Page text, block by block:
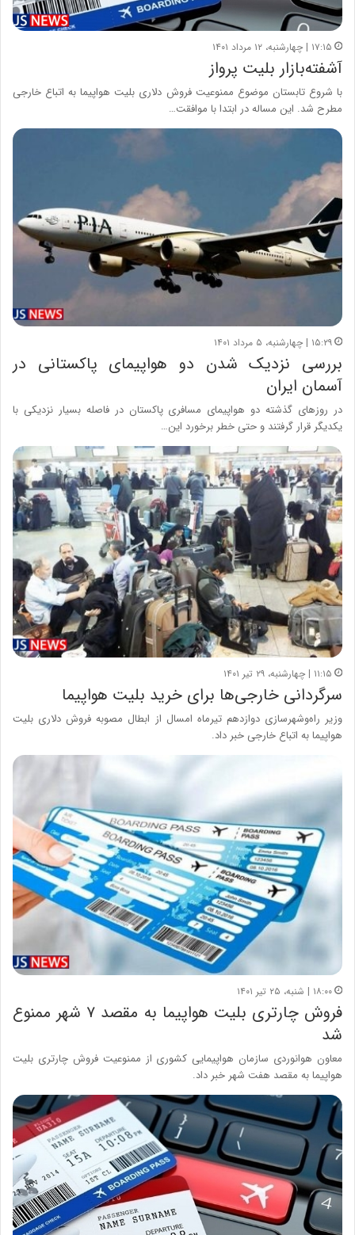
۱۷:۱۵ | چهارشنبه، ۱۲ مرداد ۱۴۰۱
آشفته‌بازار بلیت پرواز
با شروع تابستان موضوع ممنوعیت فروش دلاری بلیت هواپیما به اتباع خارجی
مطرح شد. این مساله در ابتدا با موافقت…
۱۵:۲۹ | چهارشنبه، ۵ مرداد ۱۴۰۱
بررسی نزدیک شدن دو هواپیمای پاکستانی در
آسمان ایران
در روزهای گذشته دو هواپیمای مسافری پاکستان در فاصله بسیار نزدیکی با
یکدیگر قرار گرفتند و حتی خطر برخورد این…
۱۱:۱۵ | چهارشنبه، ۲۹ تیر ۱۴۰۱
سرگردانی خارجی‌ها برای خرید بلیت هواپیما
وزیر راه‌وشهرسازی دوازدهم تیرماه امسال از ابطال مصوبه فروش دلاری بلیت
هواپیما به اتباع خارجی خبر داد.
۱۸:۰۰ | شنبه، ۲۵ تیر ۱۴۰۱
فروش چارتری بلیت هواپیما به مقصد ۷ شهر ممنوع
شد
معاون هوانوردی سازمان هواپیمایی کشوری از ممنوعیت فروش چارتری بلیت
هواپیما به مقصد هفت شهر خبر داد.